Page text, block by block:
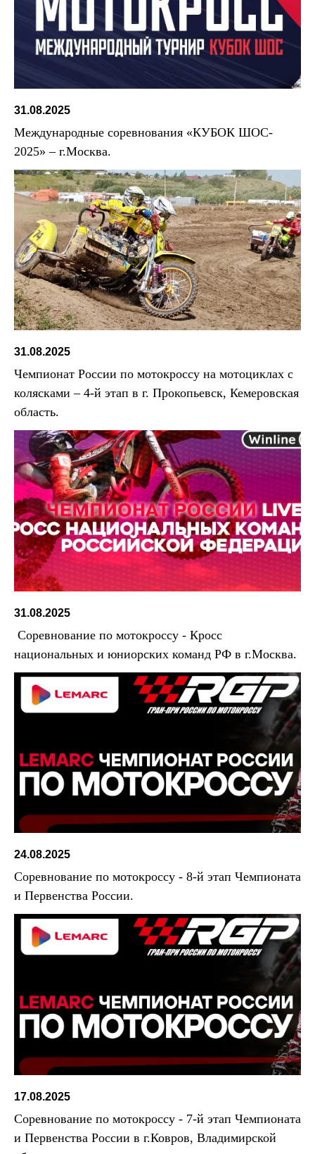
31.08.2025
Международные соревнования «КУБОК ШОС-
2025» – г.Москва.
31.08.2025
Чемпионат России по мотокроссу на мотоциклах с
колясками – 4-й этап в г. Прокопьевск, Кемеровская
область.
31.08.2025
Соревнование по мотокроссу - Кросс
национальных и юниорских команд РФ в г.Москва.
24.08.2025
Соревнование по мотокроссу - 8-й этап Чемпионата
и Первенства России.
17.08.2025
Соревнование по мотокроссу - 7-й этап Чемпионата
и Первенства России в г.Ковров, Владимирской